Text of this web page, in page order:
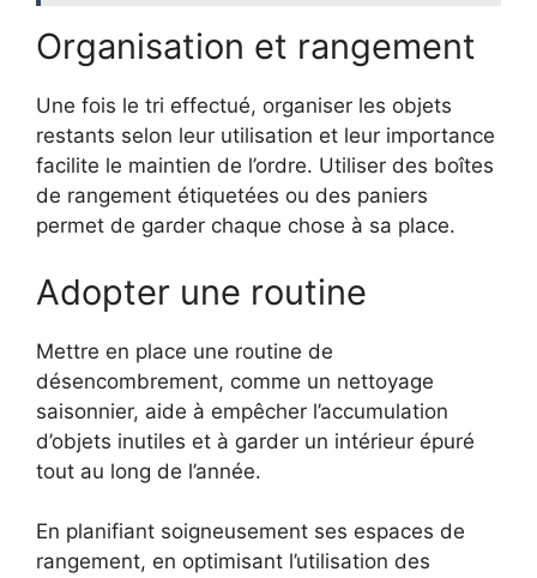
Organisation et rangement
Une fois le tri effectué, organiser les objets
restants selon leur utilisation et leur importance
facilite le maintien de l’ordre. Utiliser des boîtes
de rangement étiquetées ou des paniers
permet de garder chaque chose à sa place.
Adopter une routine
Mettre en place une routine de
désencombrement, comme un nettoyage
saisonnier, aide à empêcher l’accumulation
d’objets inutiles et à garder un intérieur épuré
tout au long de l’année.
En planifiant soigneusement ses espaces de
rangement, en optimisant l’utilisation des